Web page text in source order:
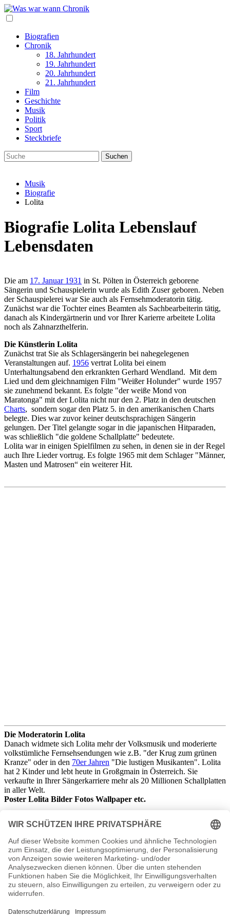
Biografien
Chronik
18. Jahrhundert
19. Jahrhundert
20. Jahrhundert
21. Jahrhundert
Film
Geschichte
Musik
Politik
Sport
Steckbriefe
Musik
Biografie
Lolita
Biografie Lolita Lebenslauf
Lebensdaten
Die am 17. Januar 1931 in St. Pölten in Österreich geborene
Sängerin und Schauspielerin wurde als Edith Zuser geboren. Neben
der Schauspielerei war Sie auch als Fernsehmoderatorin tätig.
Zunächst war die Tochter eines Beamten als Sachbearbeiterin tätig,
danach als Kindergärtnerin und vor Ihrer Karierre arbeitete Lolita
noch als Zahnarzthelferin.
Die Künstlerin Lolita
Zunächst trat Sie als Schlagersängerin bei nahegelegenen
Veranstaltungen auf. 1956 vertrat Lolita bei einem
Unterhaltungsabend den erkrankten Gerhard Wendland. Mit dem
Lied und dem gleichnamigen Film "Weißer Holunder" wurde 1957
sie zunehmend bekannt. Es folgte "der weiße Mond von
Maratonga" mit der Lolita nicht nur den 2. Platz in den deutschen
Charts, sondern sogar den Platz 5. in den amerikanischen Charts
belegte. Dies war zuvor keiner deutschsprachigen Sängerin
gelungen. Der Titel gelangte sogar in die japanischen Hitparaden,
was schließlich "die goldene Schallplatte" bedeutete.
Lolita war in einigen Spielfilmen zu sehen, in denen sie in der Regel
auch Ihre Lieder vortrug. Es folgte 1965 mit dem Schlager "Männer,
Masten und Matrosen“ ein weiterer Hit.
Die Moderatorin Lolita
Danach widmete sich Lolita mehr der Volksmusik und moderierte
volkstümliche Fernsehsendungen wie z.B. "der Krug zum grünen
Kranze" oder in den 70er Jahren "Die lustigen Musikanten". Lolita
hat 2 Kinder und lebt heute in Großgmain in Österreich. Sie
verkaufte in Ihrer Sängerkarriere mehr als 20 Millionen Schallplatten
in aller Welt.
Poster Lolita Bilder Fotos Wallpaper etc.
Lolita Filme
1957 - Der kühne Schwimmer
1957 - Blaue Jungs
1958 - Mein Schatz ist aus Tirol
1959 - Melodie und Rhythmus
1959 - Die Sommerinsel (A Summer Place)
1960 - Schick deine Frau nicht nach Italien
1961 - Eine hübscher als die andere